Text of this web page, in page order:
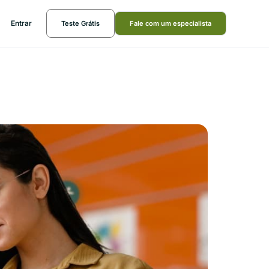
Entrar Teste Grátis Fale com um especialista